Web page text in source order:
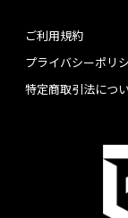
ご利用規約
プライバシーポリ
特定商取引法につ